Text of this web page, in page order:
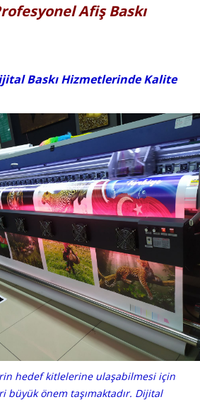
Afiş Baskı
Baskı Hizmetlerinde Kalite
hedef kitlelerine ulaşabilmesi için
büyük önem taşımaktadır. Dijital